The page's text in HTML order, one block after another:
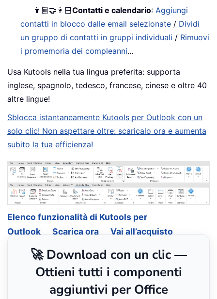
👩🏼‍🤝‍👩🏻Contatti e calendario:Aggiungi
contatti in blocco dalle email selezionate / Dividi
un gruppo di contatti in gruppi individuali / Rimuovi
i promemoria dei compleanni...
Usa Kutools nella tua lingua preferita: supporta
inglese, spagnolo, tedesco, francese, cinese e oltre 40
altre lingue!
Sblocca istantaneamente Kutools per Outlook con un
solo clic! Non aspettare oltre: scaricalo ora e aumenta
subito la tua efficienza!
Elenco funzionalità di Kutools per
Outlook
Scarica ora Vai all’acquisto
🚀 Download con un clic —
Ottieni tutti i componenti
aggiuntivi per Office